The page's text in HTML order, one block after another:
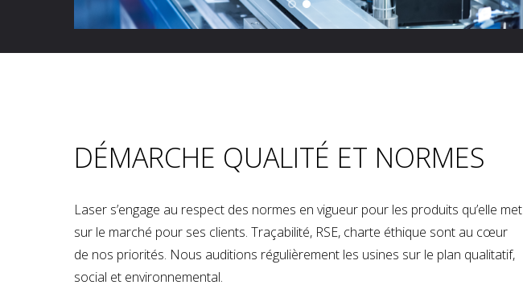
DÉMARCHE QUALITÉ ET NORMES
Laser s’engage au respect des normes en vigueur pour les produits qu’elle met
sur le marché pour ses clients. Traçabilité, RSE, charte éthique sont au cœur
de nos priorités. Nous auditions régulièrement les usines sur le plan qualitatif,
social et environnemental.